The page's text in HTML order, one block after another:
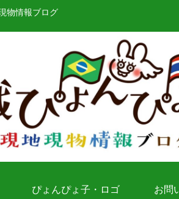
物情報ブログ
ぴょんぴょ子・ロゴ お問